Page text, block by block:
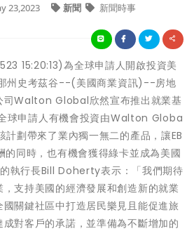
23,2023 新聞 新聞時事
15:20:13)為全球申請人開啟投資美
州史考茲谷--(美國商業資訊)--房地
司Walton Global欣然宣布推出就業基
球申請人有機會投資由Walton Globa
計劃帶來了業內獨一無二的產品，讓EB
同時，也有機會獲得綠卡並成為美國
執行長Bill Doherty表示：「我們期待
支持美國的經濟發展和創造新的就業
關鍵社區中打造居民樂見且能促進旅
對客戶的承諾，並準備為不斷增加的